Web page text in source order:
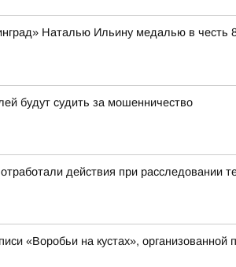
Наталью Ильину медалью в честь
будут судить за мошенничество
действия при расследовании
«Воробьи на кустах»,